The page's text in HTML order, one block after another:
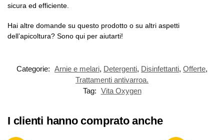
sicura ed efficiente.
Hai altre domande su questo prodotto o su altri aspetti
dell’apicoltura? Sono qui per aiutarti!
Categorie: Arnie e melari, Detergenti, Disinfettanti, Offerte,
Trattamenti antivarroa.
Tag: Vita Oxygen
I clienti hanno comprato anche